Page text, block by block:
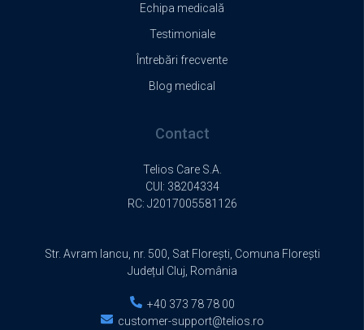
Echipa medicală
Testimoniale
Întrebări frecvente
Blog medical
Contact
Telios Care S.A.
CUI: 38204334
RC: J2017005581126
Str. Avram Iancu, nr. 500, Sat Florești, Comuna Florești
Județul Cluj, România
+40 373 78 78 00
customer-support@telios.ro